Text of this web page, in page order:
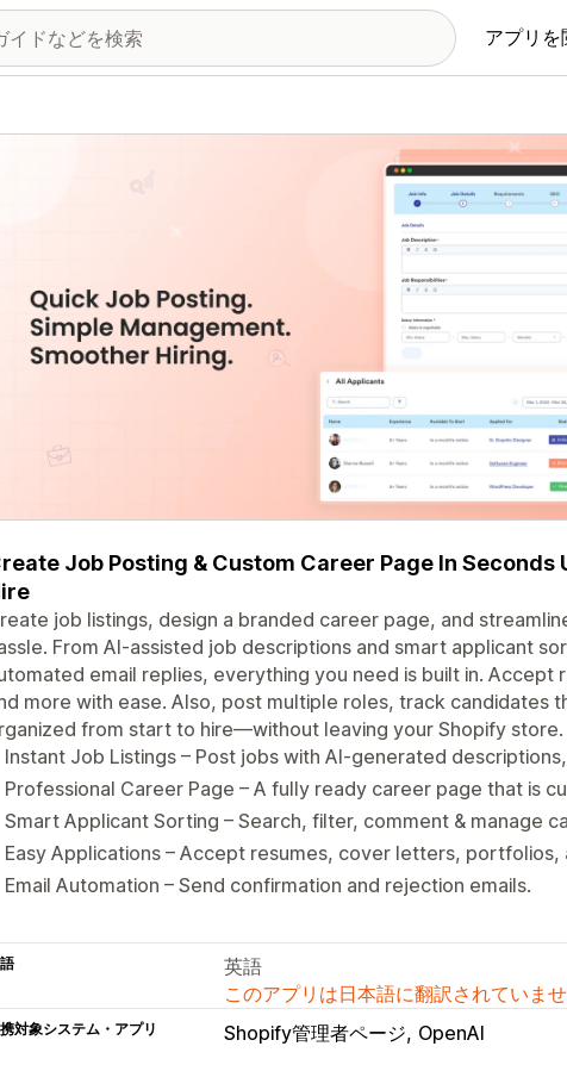
アプリ
の画像ギャラリー
Job Posting & Custom Career Page In Seconds
job listings, design a branded career page, and
From AI-assisted job descriptions and smart applicant
email replies, everything you need is built in.
more with ease. Also, post multiple roles, track candidates
from start to hire—without leaving your Shopify store.
Instant Job Listings – Post jobs with AI-generated
Professional Career Page – A fully ready career page that is
Smart Applicant Sorting – Search, filter, comment & manage
Easy Applications – Accept resumes, cover letters, portfolios,
Email Automation – Send confirmation and rejection emails.
英語
このアプリは日本語に翻訳されていま
対象システム・アプリ Shopify管理者ページ OpenAI